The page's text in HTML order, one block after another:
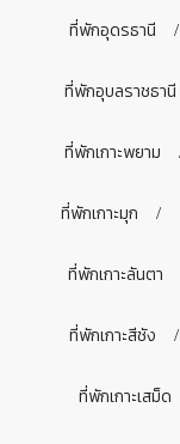
ที่พักอุดรธานี
ที่พักอุบลราชธานี
ที่พักเกาะพยาม
ที่พักเกาะมุก
ที่พักเกาะลันตา
ที่พักเกาะสีชัง
ที่พักเกาะเสม็ด